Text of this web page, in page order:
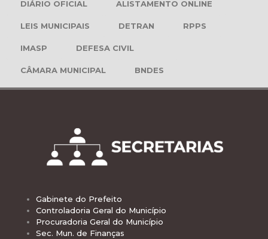
DIÁRIO OFICIAL ALISTAMENTO ONLINE
LEIS MUNICIPAIS DETRAN RPPS
IMASP DEFESA CIVIL
CÂMARA MUNICIPAL BNDES
Gabinete do Prefeito
Controladoria Geral do Município
Procuradoria Geral do Município
Sec. Mun. de Finanças